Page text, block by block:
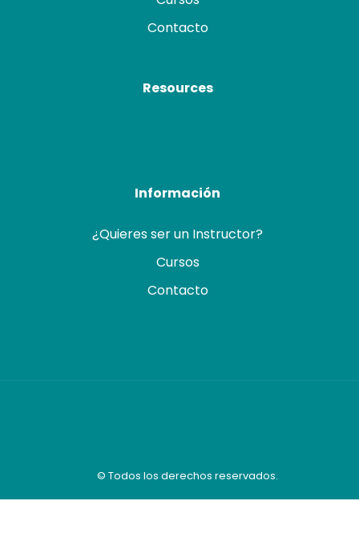
Contacto
Resources
Información
¿Quieres ser un Instructor?
Cursos
Contacto
© Todos los derechos reservados.